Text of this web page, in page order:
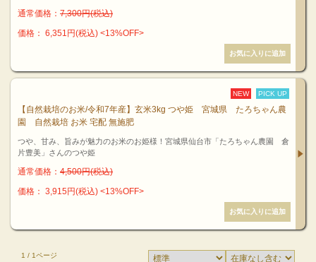
通常価格： 7,300円(税込)
価格： 6,351円(税込) <13%OFF>
NEW PICK UP
【自然栽培のお米/令和7年産】玄米3kg つや姫 宮城県 たろちゃん農
園 自然栽培 お米 宅配 無施肥
つや、甘み、旨みが魅力のお米のお姫様！宮城県仙台市「たろちゃん農園 倉
片豊美」さんのつや姫
通常価格： 4,500円(税込)
価格： 3,915円(税込) <13%OFF>
1 / 1ページ